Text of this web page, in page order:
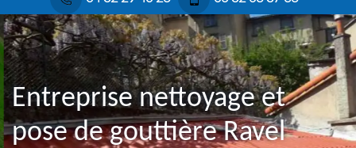
Entreprise nettoyage et
pose de gouttière Ravel